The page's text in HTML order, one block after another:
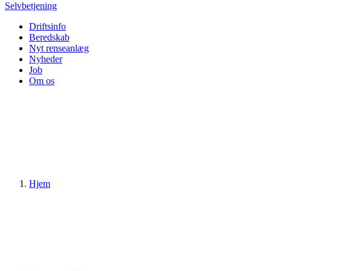
Selvbetjening
Driftsinfo
Beredskab
Nyt renseanlæg
Nyheder
Job
Om os
Hjem